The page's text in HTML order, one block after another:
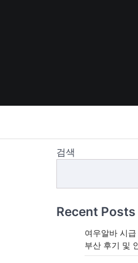
검색
Recent Posts
여우알바 시
부산 후기 및